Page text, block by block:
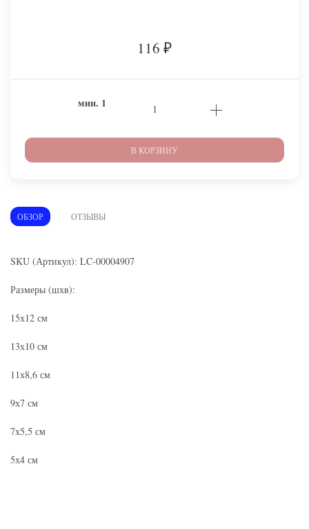
116 ₽
мин. 1
В КОРЗИНУ
ОБЗОР ОТЗЫВЫ
SKU (Артикул): LC-00004907
Размеры (шхв):
15х12 см
13х10 см
11х8,6 см
9х7 см
7х5,5 см
5х4 см